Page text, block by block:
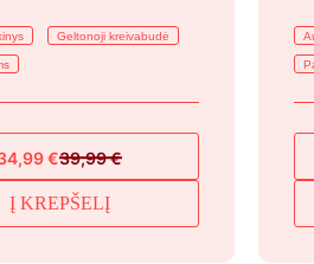
Geltonoji kreivabudė
39,99€
price
was:
€
price
is:
Į KREPŠELĮ